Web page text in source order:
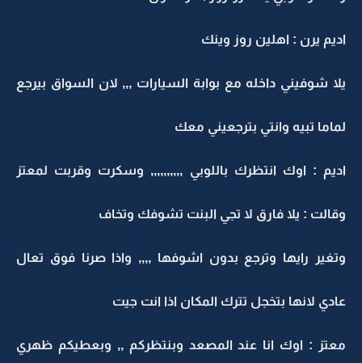
اديم يرن : اهلين روز وينك
يلا شوفيني داخله مع بوابة السيارات ,,, لان السواق بيرجع
لماما تبيه وانتي بترجعيني معك
اديم : اوك انتظرك باللوبي ,,,,,,,,,, وسكرت وقربت لمعتز
وقالت : يلا فارق لا تجي البنت تشوفك وتخاف
وتغير رايها وترجع بدون اشوفها ,,,, واذا صرنا فوق تعال
عادي لانها بتخجل تترك المكان اذا انت جيت
معتز : اوك انا عند المصعد وبنتظركم ,, وبعطيكم ظهري